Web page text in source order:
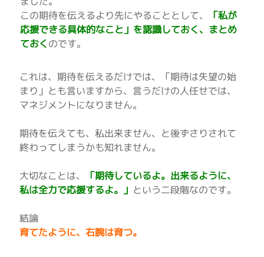
この期待を伝えるより先にやることとして、 「私が
応援できる具体的なこと」を認識しておく、まとめ
ておくのです。
これは、期待を伝えるだけでは、「期待は失望の始
まり」とも言いますから、言うだけの人任せでは、
マネジメントになりません。
期待を伝えても、私出来ません、と後ずさりされて
終わってしまうかも知れません。
大切なことは、 「期待しているよ。出来るように、
私は全力で応援するよ。」 という二段階なのです。
結論
育てたように、右腕は育つ。